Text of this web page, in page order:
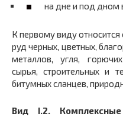
на дне и под дном
К первому виду
руд черных, цветных,
металлов, угля,
сырья, строительных и
битумных сланцев,
Вид I.2.